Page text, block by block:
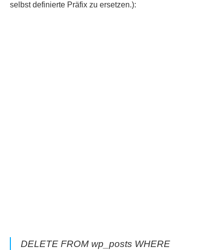
selbst definierte Präfix zu ersetzen.):
DELETE FROM wp_posts WHERE